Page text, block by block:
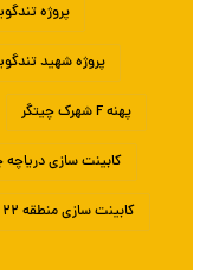
پروژه
پروژه شهید
پهنه F شهرک چیتگر
کابینت سازی دریاچه
کابینت سازی منطقه ۲۲